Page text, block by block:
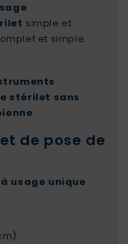
simple et
et simple
stérilet sans
de pose de
usage unique